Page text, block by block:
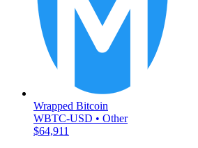
Wrapped Bitcoin
WBTC-USD • Other
$64,911